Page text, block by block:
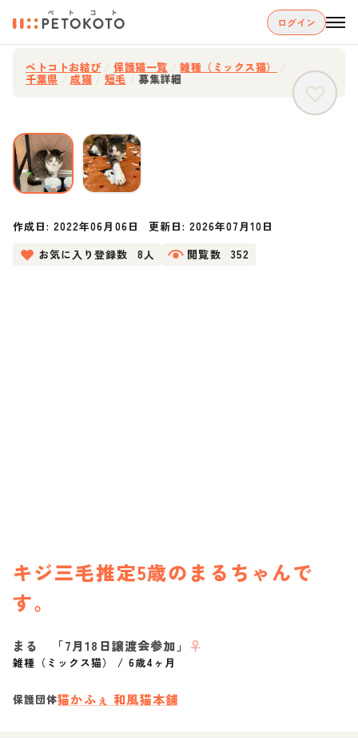
ログイン
ペトコトお結び 保護猫一覧 雑種（ミックス猫）
千葉県 成猫 短毛 募集詳細
作成日:2022年06月06日 更新日: 2026年07月10日
お気に入り登録数
8人 閲覧数 352
キジ三毛推定5歳のまるちゃんで
す。
まる 「7月18日譲渡会参加」 ♀
雑種（ミックス猫） / 6歳4ヶ月
保護団体猫かふぇ 和風猫本舗